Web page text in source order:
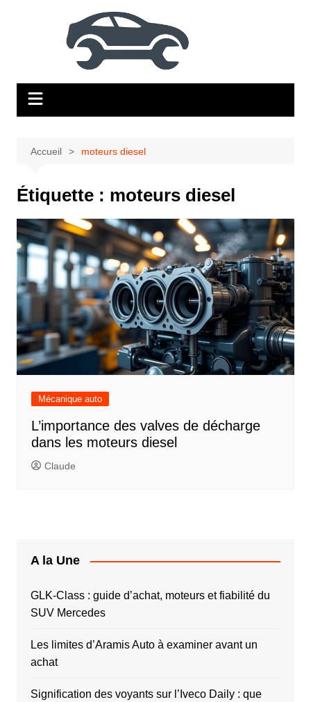
Accueil moteurs diesel
Étiquette : moteurs diesel
Mécanique auto
L’importance des valves de décharge
dans les moteurs diesel
Claude
A la Une
GLK-Class : guide d’achat, moteurs et fiabilité du
SUV Mercedes
Les limites d’Aramis Auto à examiner avant un
achat
Signification des voyants sur l’Iveco Daily : que